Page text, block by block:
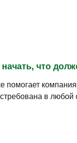
что
помогает
в